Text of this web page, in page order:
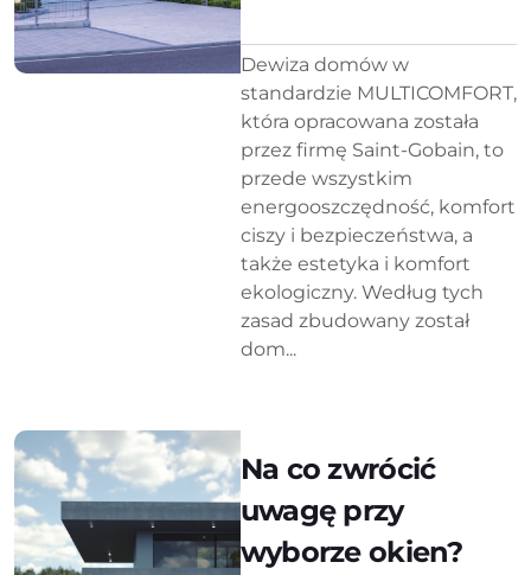
Dewiza domów w
standardzie MULTICOMFORT,
która opracowana została
przez firmę Saint-Gobain, to
przede wszystkim
energooszczędność, komfort
ciszy i bezpieczeństwa, a
także estetyka i komfort
ekologiczny. Według tych
zasad zbudowany został
dom...
Na co zwrócić
uwagę przy
wyborze okien?